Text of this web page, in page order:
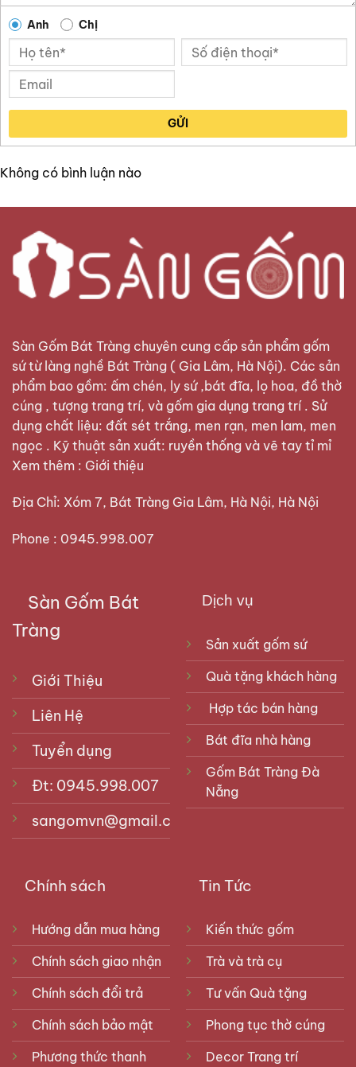
Anh Chị
GỬI
Không có bình luận nào
Sàn Gốm Bát Tràng chuyên cung cấp sản phẩm gốm
sứ từ làng nghề Bát Tràng ( Gia Lâm, Hà Nội). Các sản
phẩm bao gồm: ấm chén, ly sứ ,bát đĩa, lọ hoa, đồ thờ
cúng , tượng trang trí, và gốm gia dụng trang trí . Sử
dụng chất liệu: đất sét trắng, men rạn, men lam, men
ngọc . Kỹ thuật sản xuất: ruyền thống và vẽ tay tỉ mỉ
Xem thêm : Giới thiệu
Địa Chỉ: Xóm 7, Bát Tràng Gia Lâm, Hà Nội, Hà Nội
Phone : 0945.998.007
Sàn Gốm Bát
Tràng
Giới Thiệu
Liên Hệ
Tuyển dụng
Đt: 0945.998.007
sangomvn@gmail.com
Dịch vụ
Sản xuất gốm sứ
Quà tặng khách hàng
Hợp tác bán hàng
Bát đĩa nhà hàng
Gốm Bát Tràng Đà
Nẵng
Chính sách
Hướng dẫn mua hàng
Chính sách giao nhận
Chính sách đổi trả
Chính sách bảo mật
Phương thức thanh
Tin Tức
Kiến thức gốm
Trà và trà cụ
Tư vấn Quà tặng
Phong tục thờ cúng
Decor Trang trí